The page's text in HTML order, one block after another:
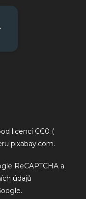
licencí CC0 (
pixabay.com.
ReCAPTCHA a
údajů